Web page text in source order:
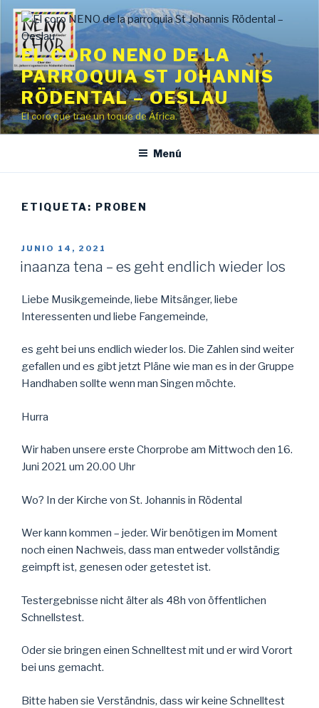
Saltar
contenido
EL CORO NENO DE LA
PARROQUIA ST JOHANNIS
RÖDENTAL – OESLAU
El coro que trae un toque de África.
Menú
ETIQUETA: PROBEN
PUBLICADO
EL
JUNIO 14, 2021
inaanza tena – es geht endlich wieder los
Liebe Musikgemeinde, liebe Mitsänger, liebe
Interessenten und liebe Fangemeinde,
es geht bei uns endlich wieder los. Die Zahlen sind weiter
gefallen und es gibt jetzt Pläne wie man es in der Gruppe
Handhaben sollte wenn man Singen möchte.
Hurra
Wir haben unsere erste Chorprobe am Mittwoch den 16.
Juni 2021 um 20.00 Uhr
Wo? In der Kirche von St. Johannis in Rödental
Wer kann kommen – jeder. Wir benötigen im Moment
noch einen Nachweis, dass man entweder vollständig
geimpft ist, genesen oder getestet ist.
Testergebnisse nicht älter als 48h von öffentlichen
Schnellstest.
Oder sie bringen einen Schnelltest mit und er wird Vorort
bei uns gemacht.
Bitte haben sie Verständnis, dass wir keine Schnelltest